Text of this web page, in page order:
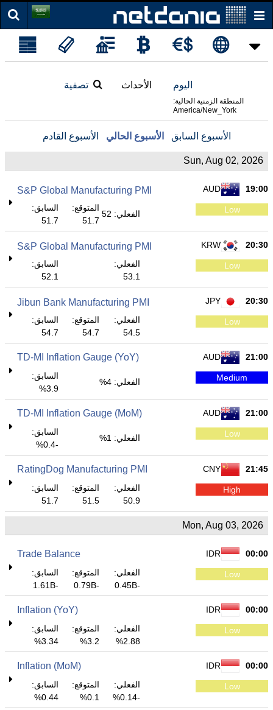
اليوم
المنطقة الزمنية الحالية:
America/New_York
الأحداث تصفية
الأسبوع السابق الأسبوع الحالي الأسبوع القادم
Sun, Aug 02, 2026
19:00
AUD
S&P Global Manufacturing PMI
Low الفعلي: 52
المتوقع:
51.7
السابق:
51.7
20:30
KRW
S&P Global Manufacturing PMI
Low
الفعلي:
53.1
السابق:
52.1
20:30
JPY
Jibun Bank Manufacturing PMI
Low
الفعلي:
54.5
المتوقع:
54.7
السابق:
54.7
21:00
AUD
TD-MI Inflation Gauge (YoY)
Medium الفعلي: 4%
السابق:
3.9%
21:00
AUD
TD-MI Inflation Gauge (MoM)
Low الفعلي: 1%
السابق:
-0.4%
21:45
CNY
RatingDog Manufacturing PMI
High
الفعلي:
50.9
المتوقع:
51.5
السابق:
51.7
Mon, Aug 03, 2026
00:00
IDR
Trade Balance
Low
الفعلي:
-0.45B
المتوقع:
-0.79B
السابق:
-1.61B
00:00
IDR
Inflation (YoY)
Low
الفعلي:
2.88%
المتوقع:
3.2%
السابق:
3.34%
00:00
IDR
Inflation (MoM)
Low
الفعلي:
-0.14%
المتوقع:
0.1%
السابق:
0.44%